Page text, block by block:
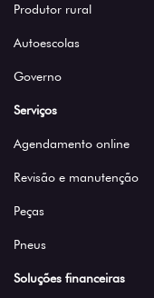
Produtor rural
Autoescolas
Governo
Serviços
Agendamento online
Revisão e manutenção
Peças
Pneus
Soluções financeiras